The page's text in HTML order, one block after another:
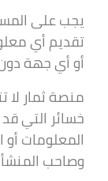
يجب على
تقديم أي
أو أي جهة
منصة ثمار
خسائر التي
المعلومات أو
وصاحب